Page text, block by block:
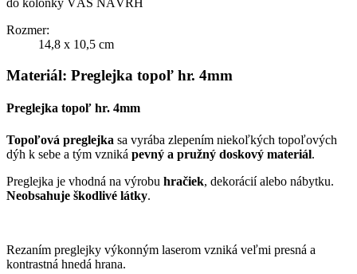
do kolónky VÁŠ NÁVRH
Rozmer:
14,8 x 10,5 cm
Materiál: Preglejka topoľ hr. 4mm
Preglejka topoľ hr. 4mm
Topoľová preglejka sa vyrába zlepením niekoľkých topoľových
dýh k sebe a tým vzniká pevný a pružný doskový materiál.
Preglejka je vhodná na výrobu hračiek, dekorácií alebo nábytku.
Neobsahuje škodlivé látky.
Rezaním preglejky výkonným laserom vzniká veľmi presná a
kontrastná hnedá hrana.